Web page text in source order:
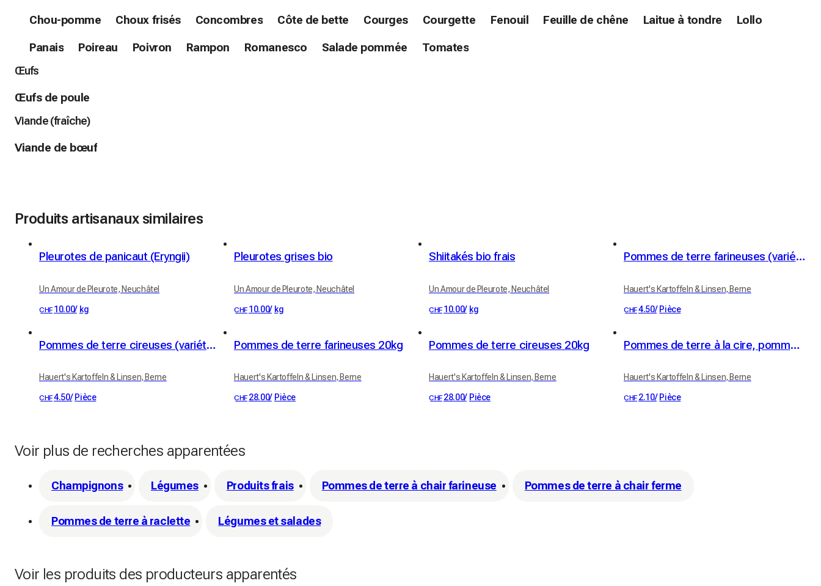
Chou-pomme Choux frisés Concombres Côte de bette Courges Courgette Fenouil Feuille de chêne Laitue à tondre Lollo
Panais Poireau Poivron Rampon Romanesco Salade pommée Tomates
Œufs
Œufs de poule
Viande (fraîche)
Viande de bœuf
Produits artisanaux similaires
Pleurotes de panicaut (Eryngii)
Un Amour de Pleurote, Neuchâtel
CHF 10.00/ kg
Pleurotes grises bio
Un Amour de Pleurote, Neuchâtel
CHF 10.00/ kg
Shiitakés bio frais
Un Amour de Pleurote, Neuchâtel
CHF 10.00/ kg
Pommes de terre farineuses (variété Victoria)
Hauert's Kartoffeln & Linsen, Berne
CHF4.50/ Pièce
Pommes de terre cireuses (variété Erika)
Hauert's Kartoffeln & Linsen, Berne
CHF4.50/ Pièce
Pommes de terre farineuses 20kg
Hauert's Kartoffeln & Linsen, Berne
CHF 28.00/ Pièce
Pommes de terre cireuses 20kg
Hauert's Kartoffeln & Linsen, Berne
CHF 28.00/ Pièce
Pommes de terre à la cire, pommes de terre à raclette 1kg
Hauert's Kartoffeln & Linsen, Berne
CHF 2.10/ Pièce
Voir plus de recherches apparentées
Champignons Légumes Produits frais Pommes de terre à chair farineuse Pommes de terre à chair ferme
Pommes de terre à raclette Légumes et salades
Voir les produits des producteurs apparentés